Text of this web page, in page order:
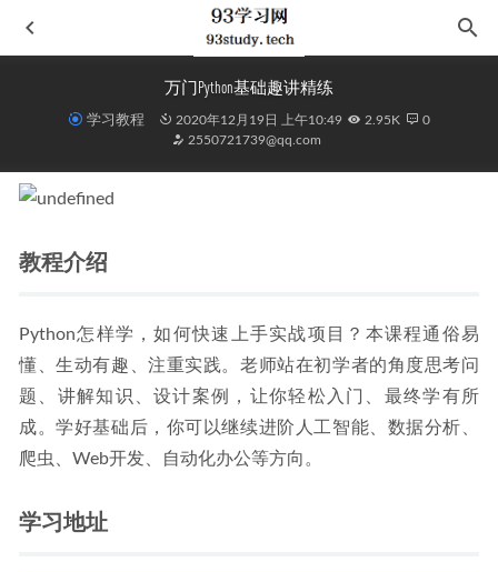
万门Python基础趣讲精练
学习教程 2020年12月19日 上午10:49 2.95K
0
2550721739@qq.com
教程介绍
Python怎样学，如何快速上手实战项目？本课程通俗易
懂、生动有趣、注重实践。老师站在初学者的角度思考问
题、讲解知识、设计案例，让你轻松入门、最终学有所
成。学好基础后，你可以继续进阶人工智能、数据分析、
爬虫、Web开发、自动化办公等方向。
学习地址
吾国教育病理
罗斯《公司理财》（第9版）笔记和课后习题详解 2023-11-01
《知晓我姓名》 2020-11-18
《日本世相系列套装共2册 妻子们的思秋期 饱食穷民》
2020-
11-18